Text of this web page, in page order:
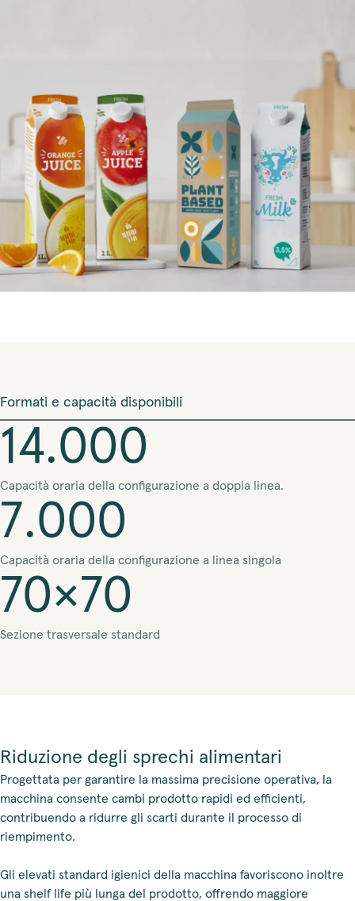
Formati e capacità disponibili
14.000
Capacità oraria della configurazione a doppia linea.
7.000
Capacità oraria della configurazione a linea singola
70×70
Sezione trasversale standard
Riduzione degli sprechi alimentari
Progettata per garantire la massima precisione operativa, la
macchina consente cambi prodotto rapidi ed efficienti,
contribuendo a ridurre gli scarti durante il processo di
riempimento.
Gli elevati standard igienici della macchina favoriscono inoltre
una shelf life più lunga del prodotto, offrendo maggiore